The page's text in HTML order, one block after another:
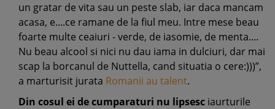
un gratar de vita sau un peste slab, iar daca mancam
acasa, e....ce ramane de la fiul meu. Intre mese beau
foarte multe ceaiuri - verde, de iasomie, de menta....
Nu beau alcool si nici nu dau iama in dulciuri, dar mai
scap la borcanul de Nuttella, cand situatia o cere:)))”,
a marturisit jurata Romanii au talent.
Din cosul ei de cumparaturi nu lipsesc iaurturile